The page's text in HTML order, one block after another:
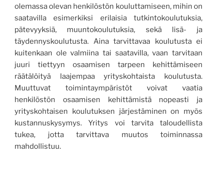
olemassa olevan henkilöstön kouluttamiseen, mihin on
saatavilla esimerkiksi erilaisia tutkintokoulutuksia,
pätevyyksiä, muuntokoulutuksia, sekä lisä- ja
täydennyskoulutusta. Aina tarvittavaa koulutusta ei
kuitenkaan ole valmiina tai saatavilla, vaan tarvitaan
juuri tiettyyn osaamisen tarpeen kehittämiseen
räätälöityä laajempaa yrityskohtaista koulutusta.
Muuttuvat toimintaympäristöt voivat vaatia
henkilöstön osaamisen kehittämistä nopeasti ja
yrityskohtaisen koulutuksen järjestäminen on myös
kustannuskysymys. Yritys voi tarvita taloudellista
tukea, jotta tarvittava muutos toiminnassa
mahdollistuu.